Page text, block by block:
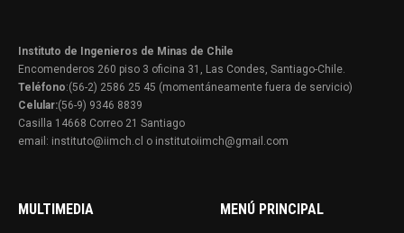
Instituto de Ingenieros de Minas de Chile
Encomenderos 260 piso 3 oficina 31, Las Condes, Santiago-Chile.
Teléfono:(56-2) 2586 25 45 (momentáneamente fuera de servicio)
Celular:(56-9) 9346 8839
Casilla 14668 Correo 21 Santiago
email: instituto@iimch.cl o institutoiimch@gmail.com
MULTIMEDIA MENÚ PRINCIPAL